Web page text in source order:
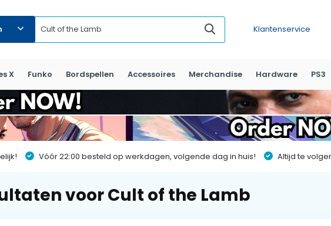
Klantenservice
X Funko Bordspellen Accessoires Merchandise Hardware PS3
Vóór 22:00 besteld op werkdagen, volgende dag in huis! Altijd te
voor Cult of the Lamb